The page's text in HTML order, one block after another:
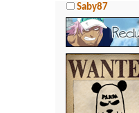
Saby87